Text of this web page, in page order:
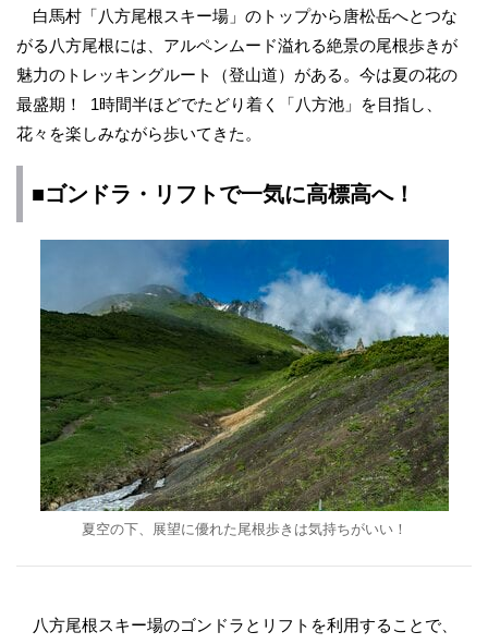
白馬村「八方尾根スキー場」のトップから唐松岳へとつな
がる八方尾根には、アルペンムード溢れる絶景の尾根歩きが
魅力のトレッキングルート（登山道）がある。今は夏の花の
最盛期！ 1時間半ほどでたどり着く「八方池」を目指し、
花々を楽しみながら歩いてきた。
■ゴンドラ・リフトで一気に高標高へ！
夏空の下、展望に優れた尾根歩きは気持ちがいい！
八方尾根スキー場のゴンドラとリフトを利用することで、